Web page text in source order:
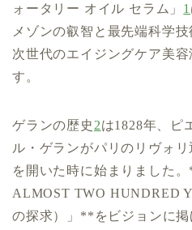
ォータリー オイル セラム」 1
メゾンの叡智と最先端科学
次世代のエイジングケア美
す。
ゲランの歴史 2は1828年、ピ
ル・ゲランがパリのリヴォ
を開いた時に始まりました
ALMOST TWO HUNDRED
の探求）」**をビジョンに